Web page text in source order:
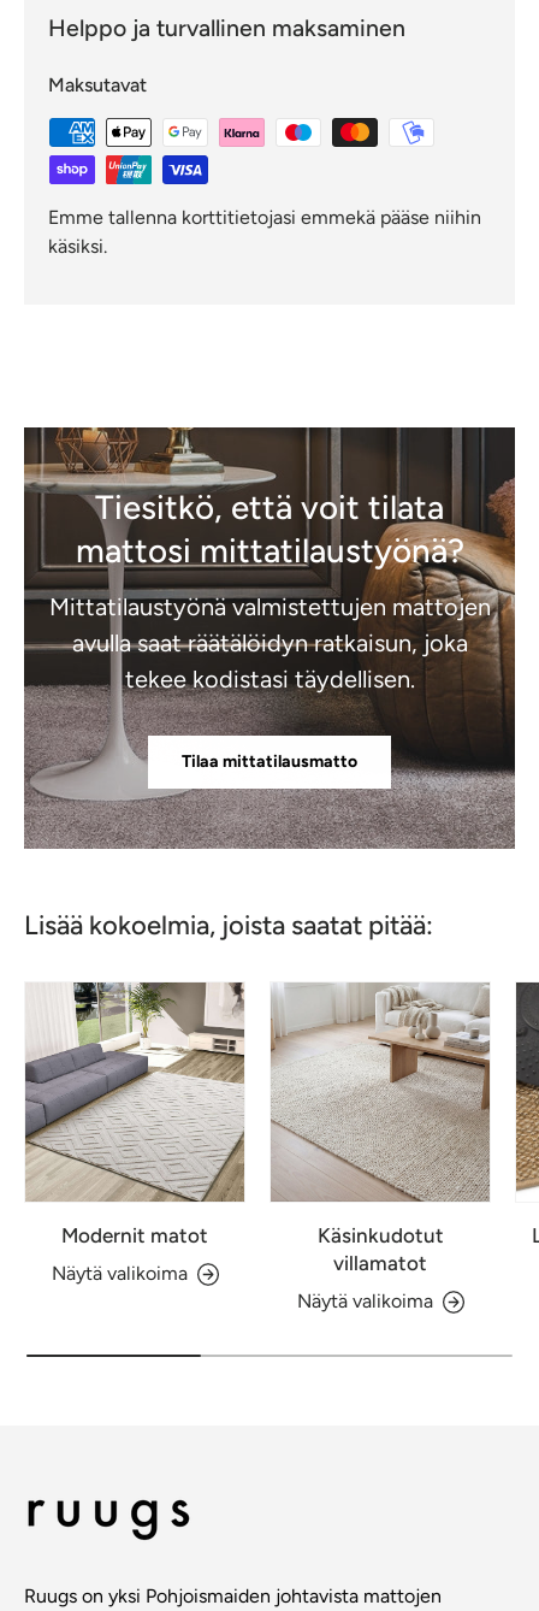
Helppo ja turvallinen maksaminen
Maksutavat
Emme tallenna korttitietojasi emmekä pääse niihin
käsiksi.
Tiesitkö, että voit tilata
mattosi mittatilaustyönä?
Mittatilaustyönä valmistettujen mattojen
avulla saat räätälöidyn ratkaisun, joka
tekee kodistasi täydellisen.
Tilaa mittatilausmatto
Lisää kokoelmia, joista saatat pitää:
Modernit matot
Näytä valikoima
Käsinkudotut
villamatot
Näytä valikoima
Ruugs on yksi Pohjoismaiden johtavista mattojen